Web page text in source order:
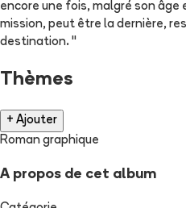
encore une fois, malgré son
mission, peut être la dernière,
destination. "
Thèmes
+ Ajouter
Roman graphique
A propos de cet album